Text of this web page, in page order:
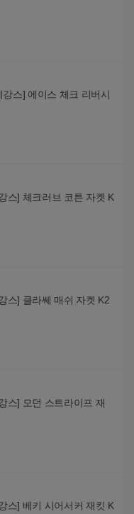
스] 에이스 체크 리버시
스] 체크러브 코튼 자켓 K
스] 클라쎄 매쉬 자켓 K2
스] 모던 스트라이프 재
스] 베키 시어서커 재킷 K